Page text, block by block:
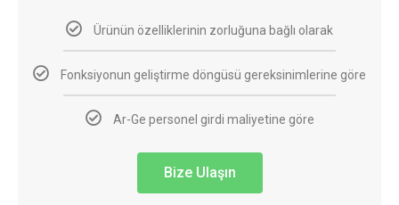
Ürünün özelliklerinin zorluğuna bağlı olarak
Fonksiyonun geliştirme döngüsü gereksinimlerine göre
Ar-Ge personel girdi maliyetine göre
Bize Ulaşın